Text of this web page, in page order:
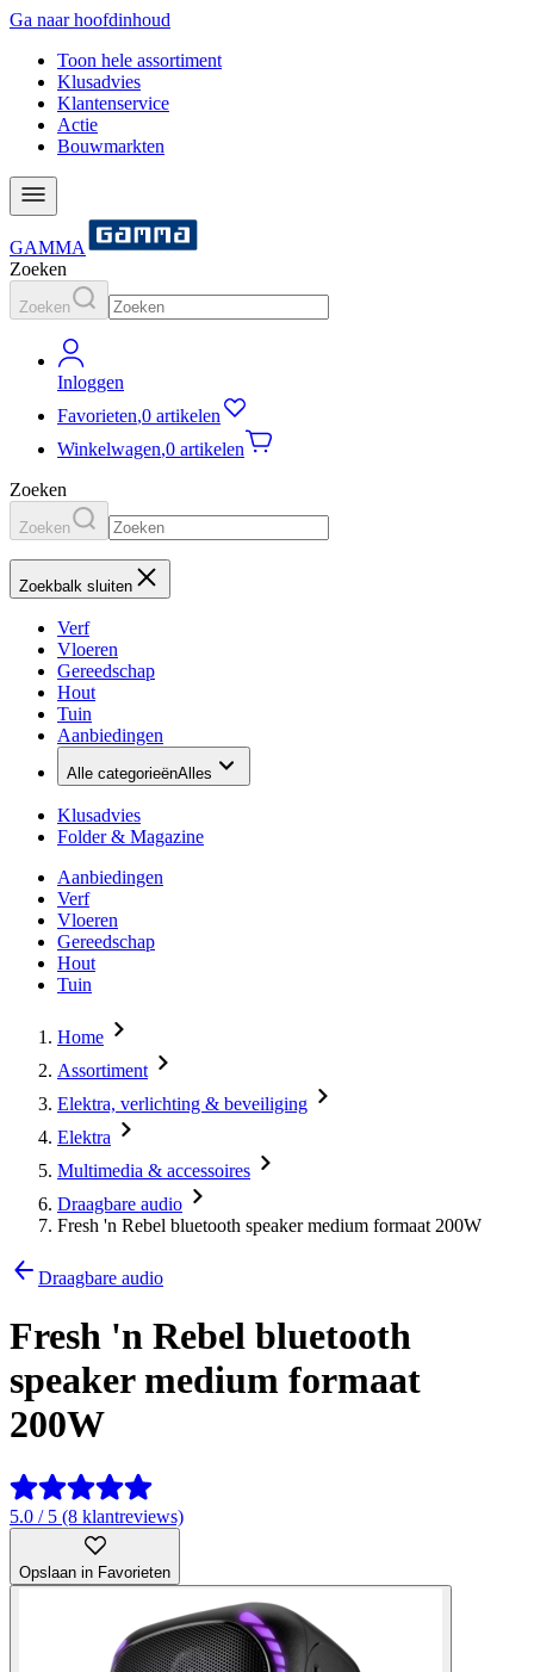
Ga naar hoofdinhoud
Toon hele assortiment
Klusadvies
Klantenservice
Actie
Bouwmarkten
GAMMA
Zoeken
Zoeken
Inloggen
Favorieten,0 artikelen
Winkelwagen,0 artikelen
Zoeken
Zoeken
Zoekbalk sluiten
Verf
Vloeren
Gereedschap
Hout
Tuin
Aanbiedingen
Alle categorieënAlles
Klusadvies
Folder & Magazine
Aanbiedingen
Verf
Vloeren
Gereedschap
Hout
Tuin
Home
Assortiment
Elektra, verlichting & beveiliging
Elektra
Multimedia & accessoires
Draagbare audio
Fresh 'n Rebel bluetooth speaker medium formaat 200W
Draagbare audio
Fresh 'n Rebel bluetooth
speaker medium formaat
200W
5.0 / 5 (8 klantreviews)
Opslaan in Favorieten